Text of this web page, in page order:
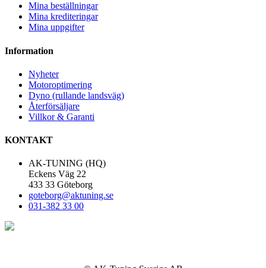
Mina beställningar
Mina krediteringar
Mina uppgifter
Information
Nyheter
Motoroptimering
Dyno (rullande landsväg)
Återförsäljare
Villkor & Garanti
KONTAKT
AK-TUNING (HQ)
Eckens Väg 22
433 33 Göteborg
goteborg@aktuning.se
031-382 33 00